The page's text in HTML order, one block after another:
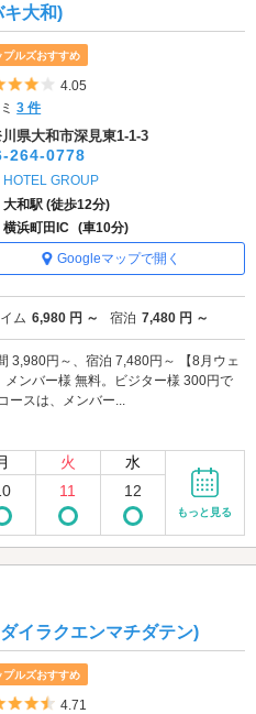
大和)
プルズおすすめ
5つ星のうち4
4.05
ミ3 件
県大和市深見東1-1-3
264-0778
HOTEL GROUP
大和駅 (徒歩12分)
横浜町田IC (車10分)
Googleマップで開く
ム 6,980 円 ～ 宿泊 7,480 円 ～
3,980円～、宿泊 7,480円～ 【8月ウェ
ンバー様 無料。ビジター様 300円で
スは、メンバー...
火 水
11 12
もっと見る
イラクエンマチダテン)
プルズおすすめ
5つ星のうち4.5
4.71